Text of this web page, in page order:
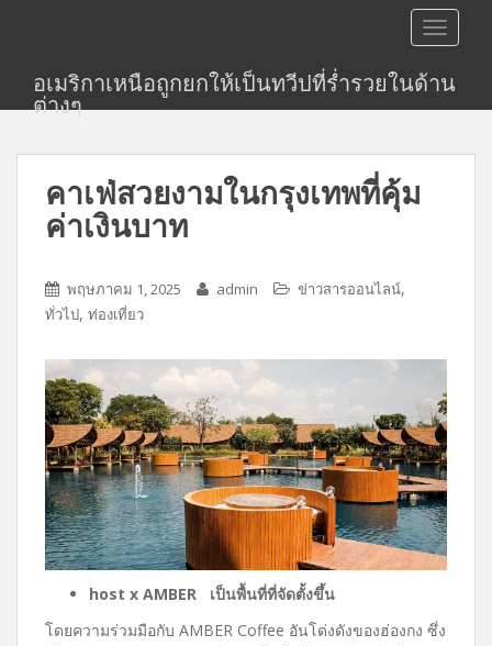
t
อเมริกาเหนือถูกยกให้เป็นทวีปที่ร่ำรวยในด้าน
ต่างๆ
คาเฟ่สวยงามในกรุงเทพที่คุ้ม
ค่าเงินบาท
พฤษภาคม 1, 2025 admin ข่าวสารออนไลน์,
ทั่วไป, ท่องเที่ยว
host x AMBER เป็นพื้นที่ที่จัดตั้งขึ้น
โดยความร่วมมือกับ AMBER Coffee อันโด่งดังของฮ่องกง ซึ่ง